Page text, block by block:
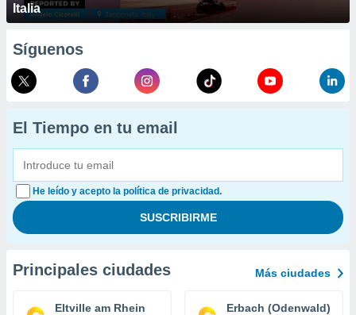
Italia
Síguenos
El Tiempo en tu email
He leído y acepto la política de privacidad.
Principales ciudades Más ciudades
Eltville am Rhein Erbach (Odenwald)